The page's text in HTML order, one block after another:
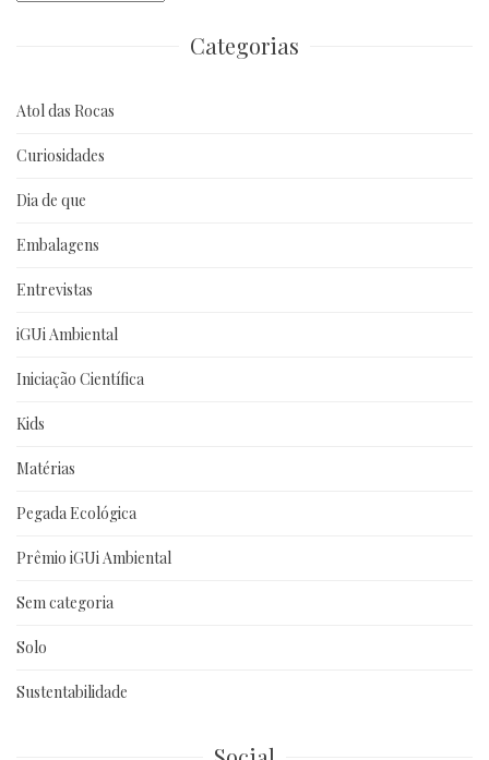
Categorias
Atol das Rocas
Curiosidades
Dia de que
Embalagens
Entrevistas
iGUi Ambiental
Iniciação Científica
Kids
Matérias
Pegada Ecológica
Prêmio iGUi Ambiental
Sem categoria
Solo
Sustentabilidade